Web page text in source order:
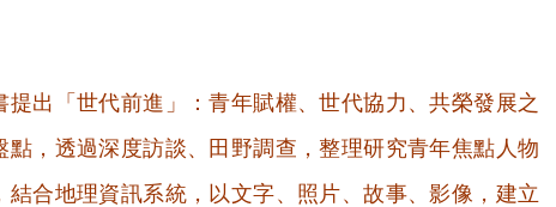
出「世代前進」：青年賦權、世代協力、共榮發展之
，透過深度訪談、田野調查，整理研究青年焦點人物
合地理資訊系統，以文字、照片、故事、影像，建立